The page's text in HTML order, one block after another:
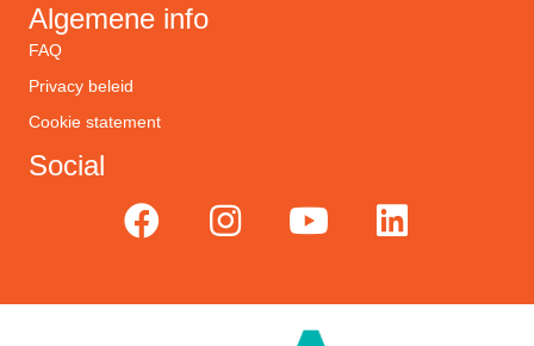
Algemene info
FAQ
Privacy beleid
Cookie statement
Social